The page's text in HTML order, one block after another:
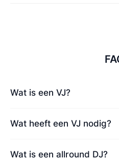
Wat is een VJ?
Wat heeft een VJ nodig?
Wat is een allround DJ?